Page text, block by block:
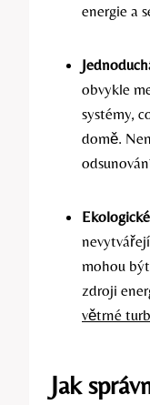
energie a
obvykle
systémy,
domě.
mohou
zdroji
větrné
Jak